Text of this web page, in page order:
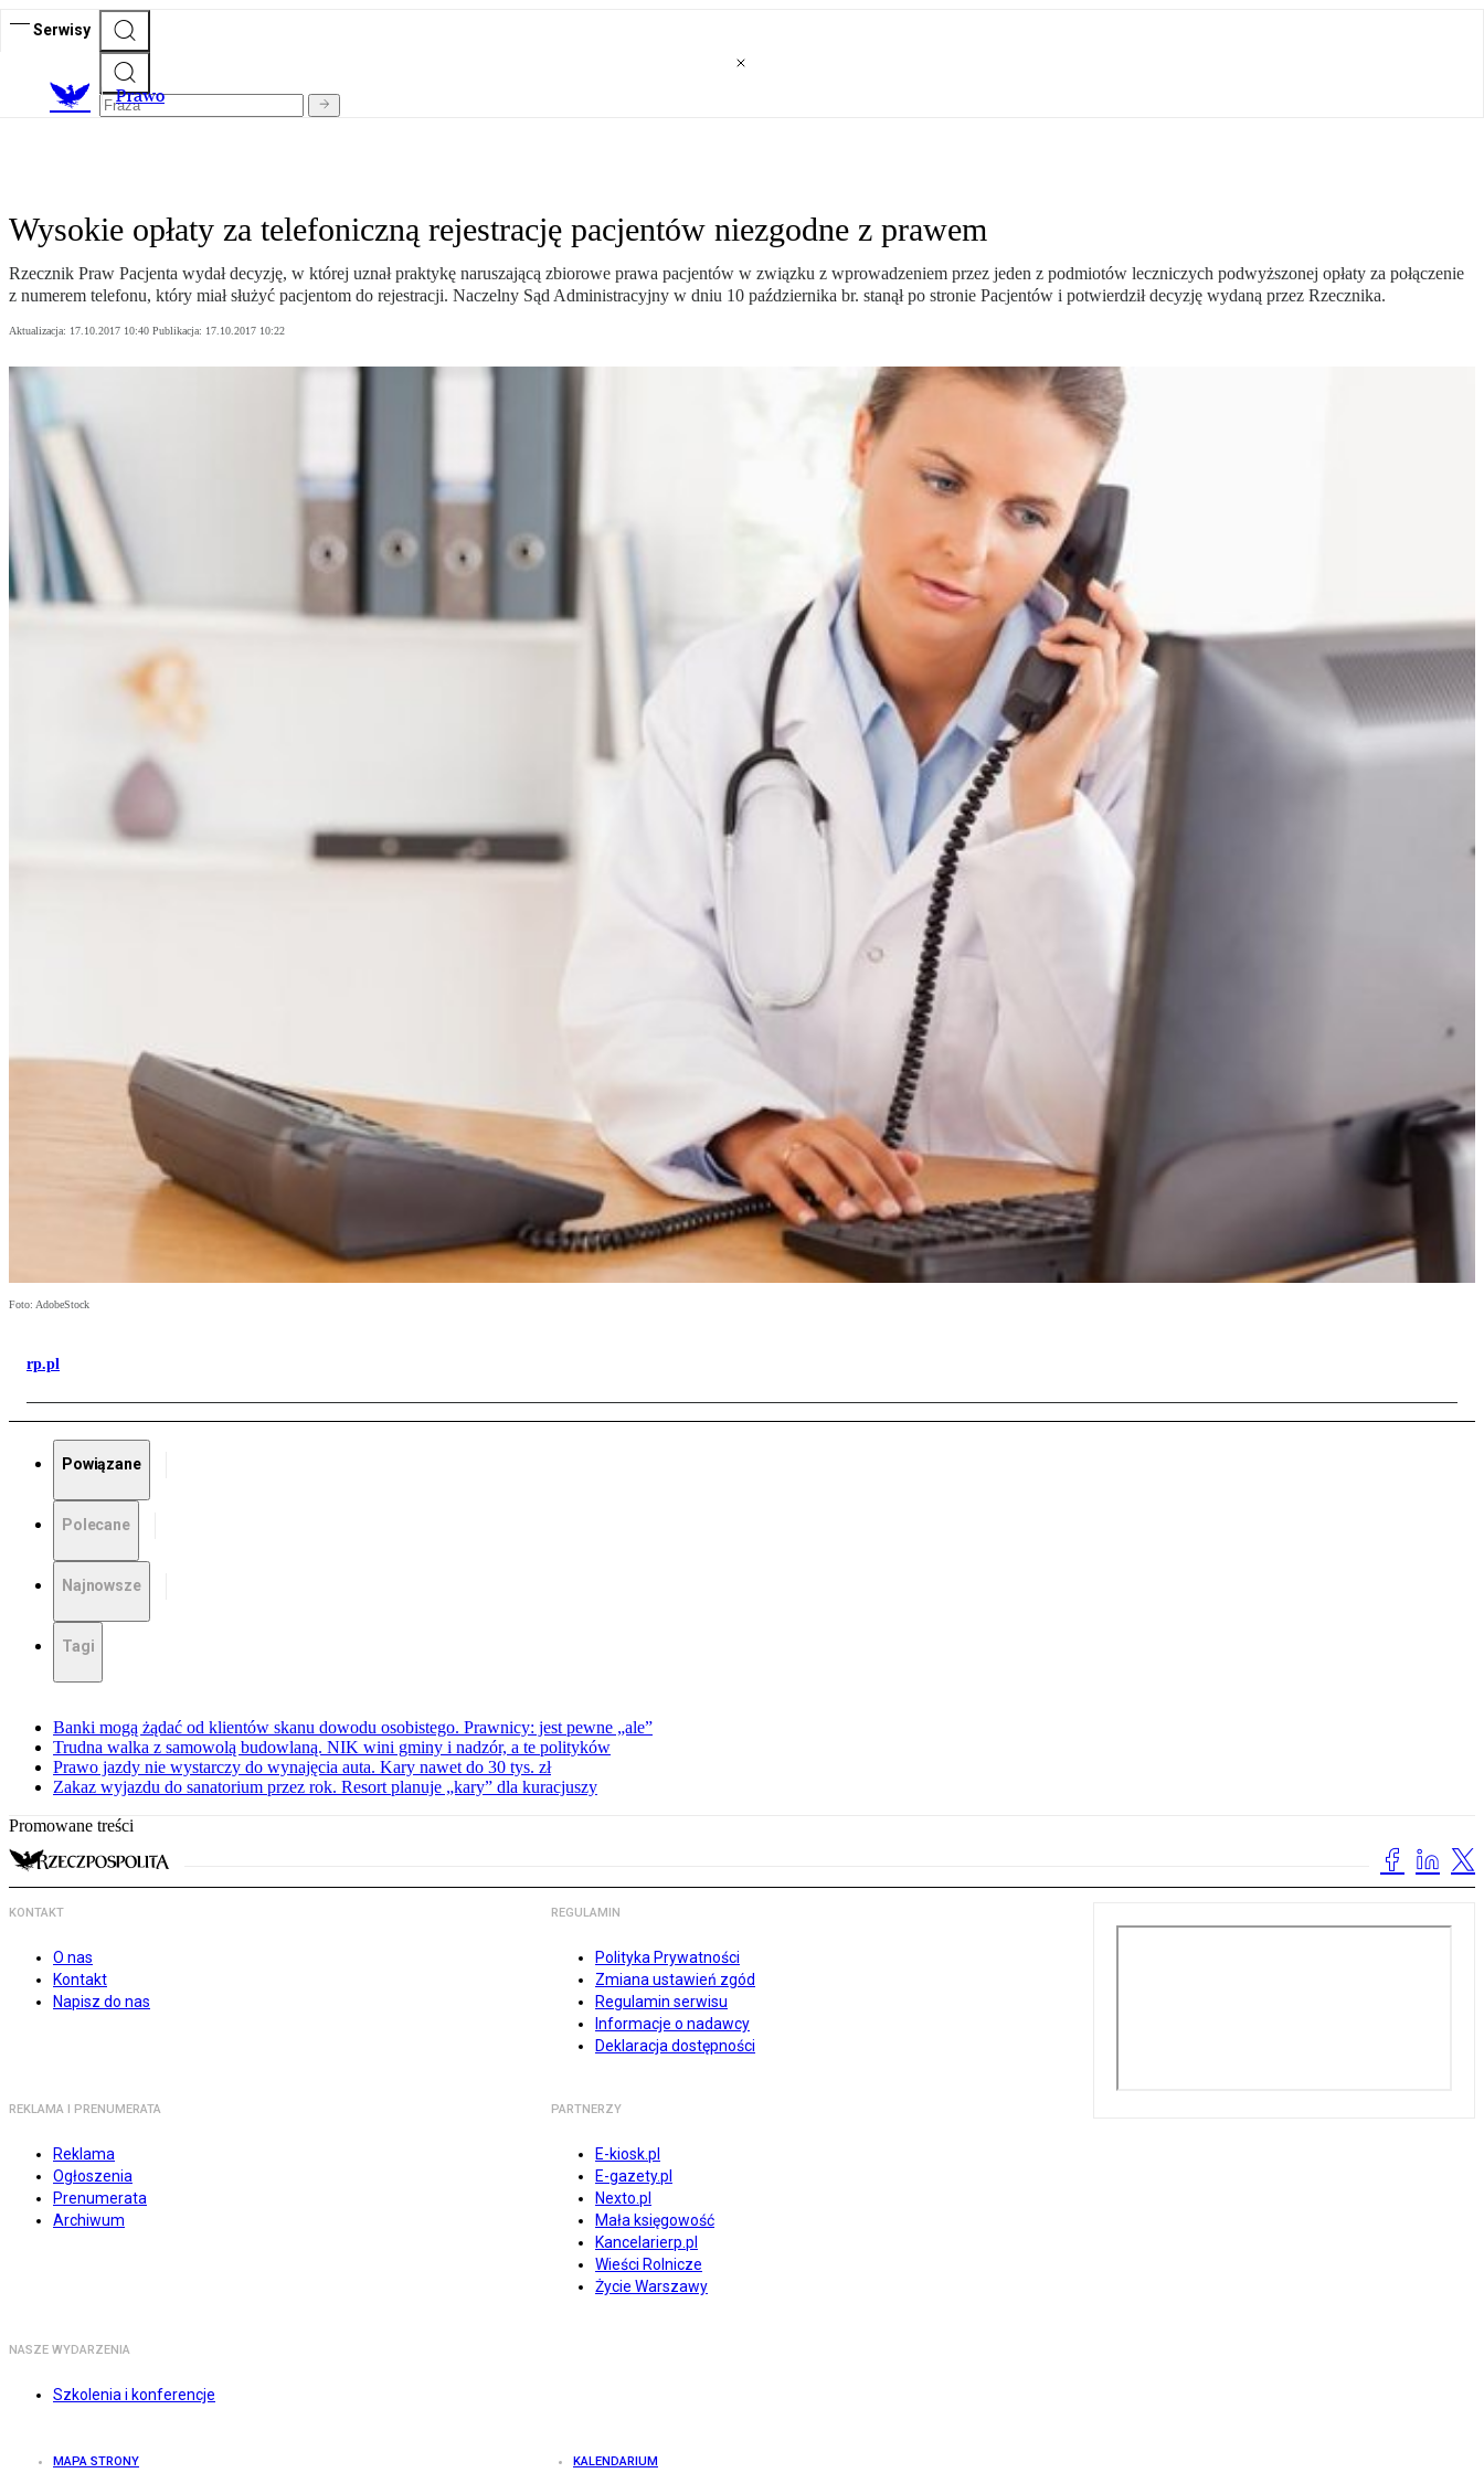
Serwisy
Prawo
Wysokie opłaty za telefoniczną rejestrację pacjentów niezgodne z prawem
Rzecznik Praw Pacjenta wydał decyzję, w której uznał praktykę naruszającą zbiorowe prawa pacjentów w związku z wprowadzeniem przez jeden z podmiotów leczniczych podwyższonej opłaty za połączenie
z numerem telefonu, który miał służyć pacjentom do rejestracji. Naczelny Sąd Administracyjny w dniu 10 października br. stanął po stronie Pacjentów i potwierdził decyzję wydaną przez Rzecznika.
Aktualizacja: 17.10.2017 10:40 Publikacja: 17.10.2017 10:22
Foto: AdobeStock
rp.pl
Powiązane
Polecane
Najnowsze
Tagi
Banki mogą żądać od klientów skanu dowodu osobistego. Prawnicy: jest pewne „ale”
Trudna walka z samowolą budowlaną. NIK wini gminy i nadzór, a te polityków
Prawo jazdy nie wystarczy do wynajęcia auta. Kary nawet do 30 tys. zł
Zakaz wyjazdu do sanatorium przez rok. Resort planuje „kary” dla kuracjuszy
Promowane treści
KONTAKT
O nas
Kontakt
Napisz do nas
REGULAMIN
Polityka Prywatności
Zmiana ustawień zgód
Regulamin serwisu
Informacje o nadawcy
Deklaracja dostępności
REKLAMA I PRENUMERATA
Reklama
Ogłoszenia
Prenumerata
Archiwum
PARTNERZY
E-kiosk.pl
E-gazety.pl
Nexto.pl
Mała księgowość
Kancelarierp.pl
Wieści Rolnicze
Życie Warszawy
NASZE WYDARZENIA
Szkolenia i konferencje
MAPA STRONY KALENDARIUM